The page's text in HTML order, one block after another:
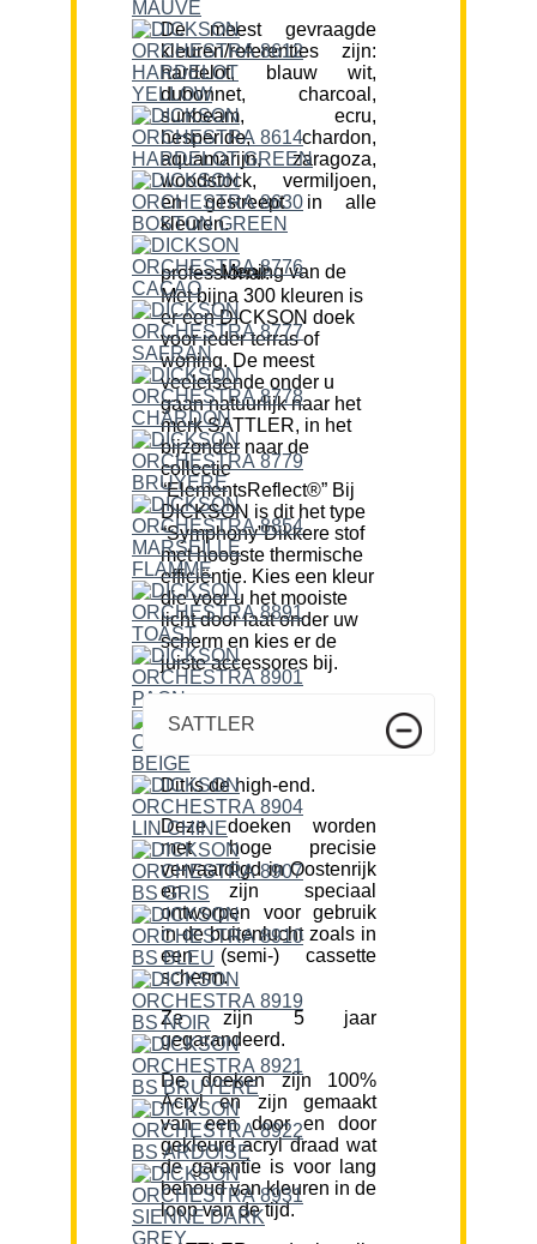
De meest gevraagde
kleuren/referenties zijn:
hardelot, blauw wit,
dubonnet, charcoal,
sunbeam, ecru,
hesperide, chardon,
aquamarijn, zaragoza,
woodstock, vermiljoen,
en gestreept in alle
kleuren.
Mening van de professional:
Met bijna 300 kleuren is
er een DICKSON doek
voor ieder terras of
woning. De meest
veeleisende onder u
gaan natuurlijk naar het
merk SATTLER, in het
bijzonder naar de
collectie
“ElementsReflect®” Bij
DICKSON is dit het type
“Symphony”Dikkere stof
met hoogste thermische
efficiëntie. Kies een kleur
die voor u het mooiste
licht door laat onder uw
scherm en kies er de
juiste accessores bij.
SATTLER
Dit is de high-end.
Deze doeken worden
met hoge precisie
vervaardigd in Oostenrijk
en zijn speciaal
ontworpen voor gebruik
in de buitenlucht zoals in
een (semi-) cassette
scherm.
Ze zijn 5 jaar
gegarandeerd.
De doeken zijn 100%
Acryl en zijn gemaakt
van een door en door
gekleurd acryl draad wat
de garantie is voor lang
behoud van kleuren in de
loop van de tijd.